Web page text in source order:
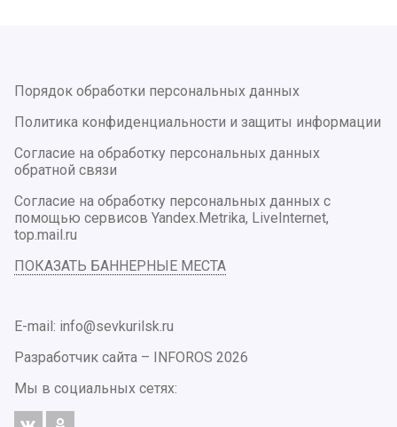
Порядок обработки персональных данных
Политика конфиденциальности и защиты информации
Согласие на обработку персональных данных
обратной связи
Согласие на обработку персональных данных с
помощью сервисов Yandex.Metrika, LiveInternet,
top.mail.ru
ПОКАЗАТЬ БАННЕРНЫЕ МЕСТА
E-mail: info@sevkurilsk.ru
Разработчик сайта –
INFOROS 2026
Мы в социальных сетях: